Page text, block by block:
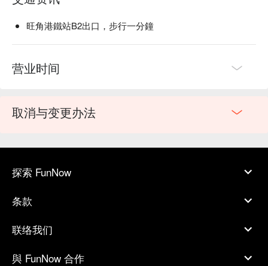
旺角港鐵站B2出口，步行一分鐘
营业时间
取消与变更办法
探索 FunNow
条款
联络我们
與 FunNow 合作